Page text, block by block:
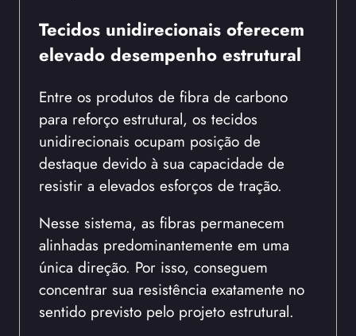
Tecidos unidirecionais oferecem
elevado desempenho estrutural
Entre os produtos de fibra de carbono
para reforço estrutural, os tecidos
unidirecionais ocupam posição de
destaque devido à sua capacidade de
resistir a elevados esforços de tração.
Nesse sistema, as fibras permanecem
alinhadas predominantemente em uma
única direção. Por isso, conseguem
concentrar sua resistência exatamente no
sentido previsto pelo projeto estrutural.